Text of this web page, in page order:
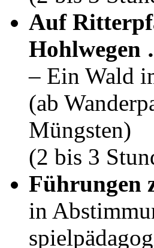
Auf
Hohlwegen
– Ein Wald
(ab
Müngsten)
(2 bis 3
Führungen
in